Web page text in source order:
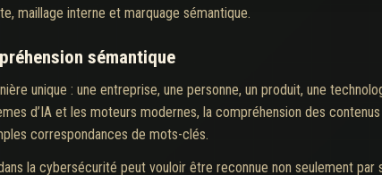
maillage interne et marquage sémantique.
sémantique
unique : une entreprise, une personne, un produit, une
d’IA et les moteurs modernes, la compréhension des
correspondances de mots-clés.
la cybersécurité peut vouloir être reconnue non seulement